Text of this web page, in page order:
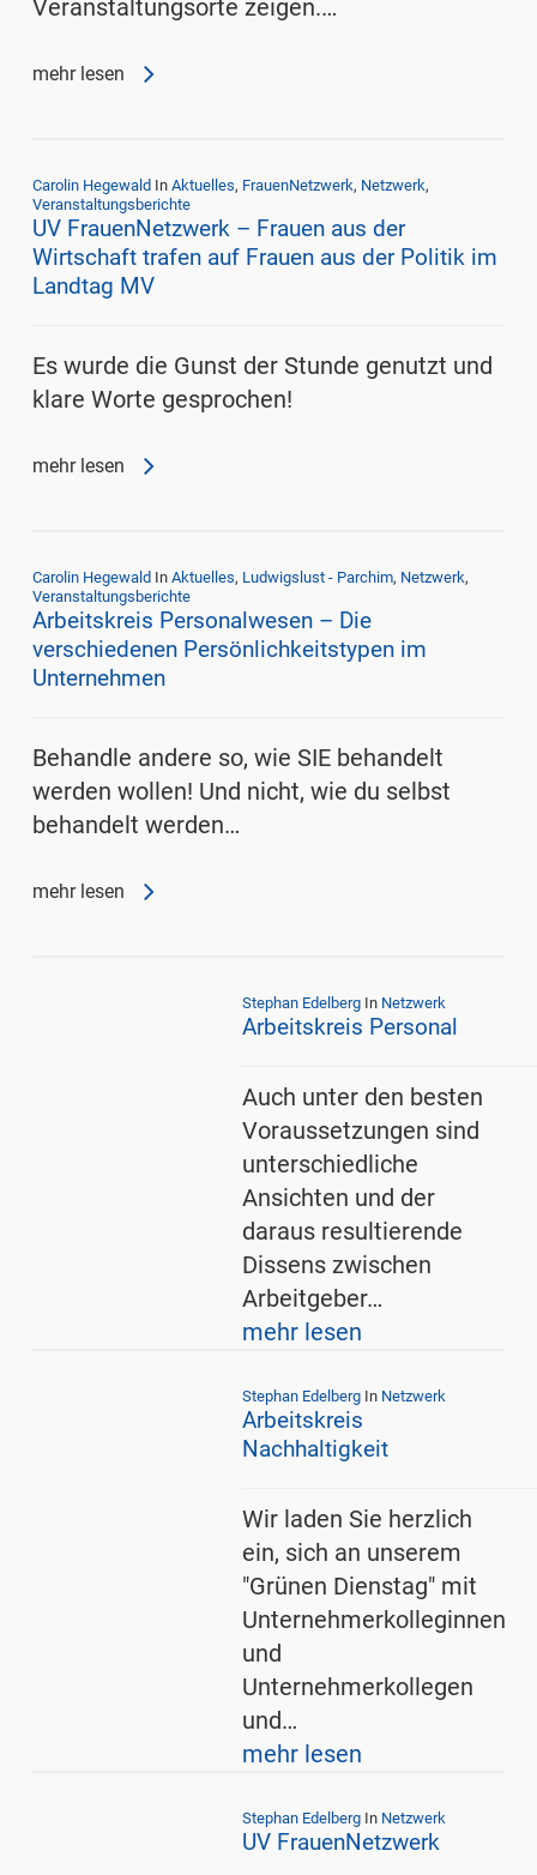
Veranstaltungsorte zeigen.…
mehr lesen
Carolin Hegewald In Aktuelles, FrauenNetzwerk, Netzwerk,
Veranstaltungsberichte
UV FrauenNetzwerk – Frauen aus der
Wirtschaft trafen auf Frauen aus der Politik im
Landtag MV
Es wurde die Gunst der Stunde genutzt und
klare Worte gesprochen!
mehr lesen
Carolin Hegewald In Aktuelles, Ludwigslust - Parchim, Netzwerk,
Veranstaltungsberichte
Arbeitskreis Personalwesen – Die
verschiedenen Persönlichkeitstypen im
Unternehmen
Behandle andere so, wie SIE behandelt
werden wollen! Und nicht, wie du selbst
behandelt werden…
mehr lesen
Stephan Edelberg In Netzwerk
Arbeitskreis Personal
Auch unter den besten
Voraussetzungen sind
unterschiedliche
Ansichten und der
daraus resultierende
Dissens zwischen
Arbeitgeber…
mehr lesen
Stephan Edelberg In Netzwerk
Arbeitskreis
Nachhaltigkeit
Wir laden Sie herzlich
ein, sich an unserem
"Grünen Dienstag" mit
Unternehmerkolleginnen
und
Unternehmerkollegen
und…
mehr lesen
Stephan Edelberg In Netzwerk
UV FrauenNetzwerk